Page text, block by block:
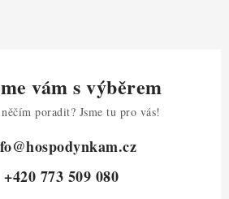
vám s výběrem
poradit? Jsme tu pro vás!
@hospodynkam.cz
+420 773 509 080